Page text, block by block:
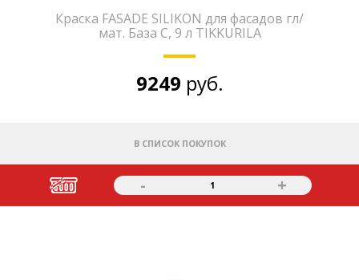
Краска FASADE SILIKON для фасадов гл/
мат. База С, 9 л TIKKURILA
9249 руб.
В СПИСОК ПОКУПОК
- 1 +